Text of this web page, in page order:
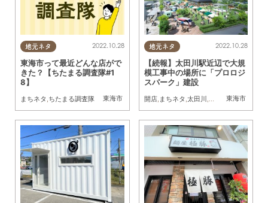
地元ネタ
東海市
2022.10.28
東海市って最近どんな店がで
きた？【ちたまる調査隊#1
8】
まちネタ ,ちたまる調査隊
地元ネタ
東海市
2022.10.28
【続報】太田川駅近辺で大規
模工事中の場所に「プロロジ
スパーク」建設
開店, まちネタ ,太田川 ,プロロジスパーク